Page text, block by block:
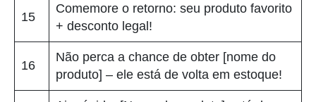
15
Comemore o retorno: seu produto favorito
+ desconto legal!
16
Não perca a chance de obter [nome do
produto] – ele está de volta em estoque!